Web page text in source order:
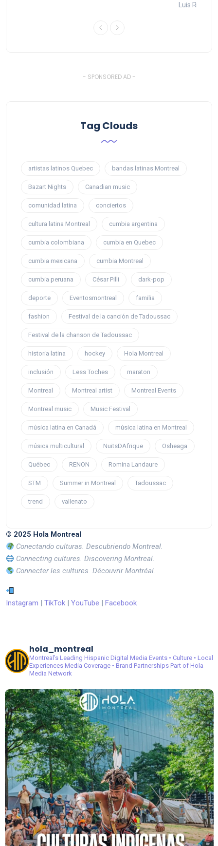
Luis Rios
- SPONSORED AD -
Tag Clouds
artistas latinos Quebec bandas latinas Montreal
Bazart Nights Canadian music
comunidad latina conciertos
cultura latina Montreal cumbia argentina
cumbia colombiana cumbia en Quebec
cumbia mexicana cumbia Montreal
cumbia peruana César Pilli dark-pop
deporte Eventosmontreal familia
fashion Festival de la canción de Tadoussac
Festival de la chanson de Tadoussac
historia latina hockey Hola Montreal
inclusión Less Toches maraton
Montreal Montreal artist Montreal Events
Montreal music Music Festival
música latina en Canadá música latina en Montreal
música multicultural NuitsDAfrique Osheaga
Québec RENON Romina Landaure
STM Summer in Montreal Tadoussac
trend vallenato
© 2025 Hola Montreal
Conectando culturas. Descubriendo Montreal.
Connecting cultures. Discovering Montreal.
Connecter les cultures. Découvrir Montréal.
Instagram | TikTok | YouTube | Facebook
hola_montreal
Montreal’s Leading Hispanic Digital Media Events • Culture • Local
ExperiencesMedia Coverage • Brand PartnershipsPart of Hola
Media Network